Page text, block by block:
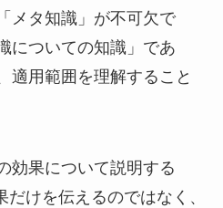
メタ知識」が不可欠で
についての知識」であ
適用範囲を理解すること
効果について説明する
けを伝えるのではなく、